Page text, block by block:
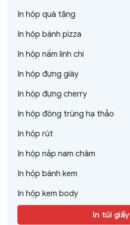
In hộp quà tặng
In hộp bánh pizza
In hộp nấm linh chi
In hộp đựng giày
In hộp đựng cherry
In hộp đông trùng hạ thảo
In hộp rút
In hộp nắp nam châm
In hộp bánh kem
In hộp kem body
In túi giấy